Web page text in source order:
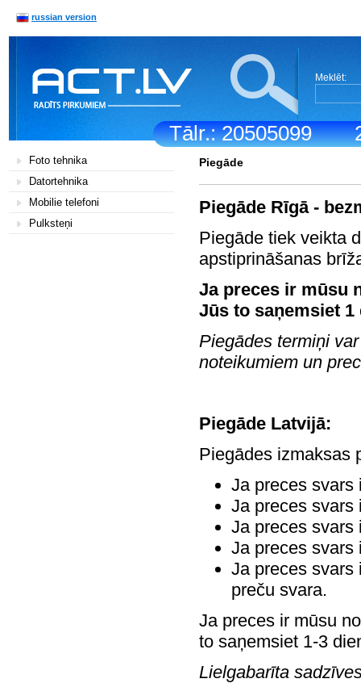
Tālr.: 20505099
russian version
Meklēt:
Foto tehnika
Datortehnika
Mobilie telefoni
Pulksteņi
Piegāde
Piegāde Rīgā -
Piegāde tiek veikta
apstiprināšanas
Ja preces ir mūsu
Jūs to saņemsiet 1
Piegādes termiņi
noteikumiem un
Piegāde Latvijā:
Piegādes izmaksas
Ja preces svars
Ja preces svars
Ja preces svars
Ja preces svars
Ja preces svars
preču svara.
Ja preces ir mūsu
to saņemsiet 1-3
Lielgabarīta